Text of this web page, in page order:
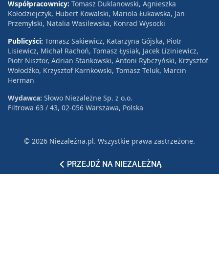
PRZEJDŹ NA NIEZALEŻNĄ
Współpracownicy: Tomasz Duklanowski, Agnieszka
Kołodziejczyk, Hubert Kowalski, Mariola Łukawska, Jan
Przemyłski, Natalia Wasilewska, Konrad Wysocki
Publicyści: Tomasz Sakiewicz, Katarzyna Gójska, Piotr
Lisiewicz, Michał Rachoń, Tomasz Łysiak, Jacek Liziniewicz,
Piotr Nisztor, Adrian Stankowski, Antoni Rybczyński, Krzysztof
Wołodźko, Krzysztof Karnkowski, Tomasz Teluk, Marcin
Herman
Wydawca: Słowo Niezależne Sp. z o.o.
Filtrowa 63 / 43, 02-056 Warszawa, Polska
© 2026 Niezależna.pl. Wszystkie prawa zastrzeżone.
PatronatReklama Polityka prywatności